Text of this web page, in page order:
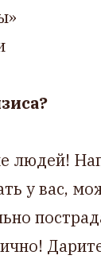
людей!
у вас,